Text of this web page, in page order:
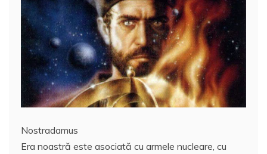
Nostradamus
Era noastră este asociată cu armele nucleare, cu